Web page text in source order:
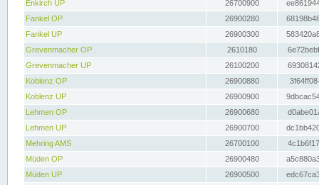
Enkirch UP
26700900
Fankel OP
26900280
Fankel UP
26900300
Grevenmacher OP
2610180
Grevenmacher UP
26100200
Koblenz OP
26900880
Koblenz UP
26900900
Lehmen OP
26900680
Lehmen UP
26900700
Mehring AMS
26700100
Müden OP
26900480
Müden UP
26900500